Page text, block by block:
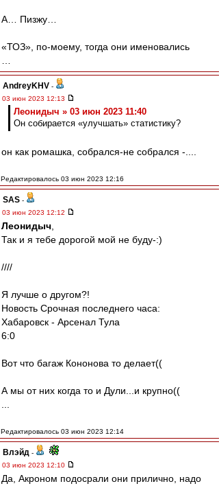
А… Пизжу…
«ТОЗ», по-моему, тогда они именовались
AndreyKHV -
03 июн 2023 12:13
Леонидыч » 03 июн 2023 11:40
Он собирается «улучшать» статистику?
он как ромашка, собрался-не собрался -....
Редактировалось 03 июн 2023 12:16
SAS -
03 июн 2023 12:12
Леонидыч
Так и я тебе дорогой мой не буду-:)
////
Я лучше о другом?!
Новость Срочная последнего часа:
Хабаровск - Арсенал Тула
6:0
Вот что багаж Кононова то делает((
А мы от них когда то и Дули...и крупно((
Редактировалось 03 июн 2023 12:14
Влэйд -
03 июн 2023 12:10
Да, Акроном подосрали они прилично, надо